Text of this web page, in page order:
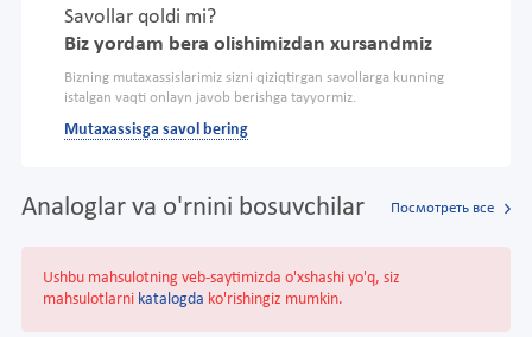
Savollar qoldi mi?
Biz yordam bera olishimizdan xursandmiz
Bizning mutaxassislarimiz sizni qiziqtirgan savollarga kunning
istalgan vaqti onlayn javob berishga tayyormiz.
Mutaxassisga savol bering
Analoglar va o'rnini bosuvchilar Посмотреть все
Ushbu mahsulotning veb-saytimizda o'xshashi yo'q, siz
mahsulotlarni katalogda ko'rishingiz mumkin.